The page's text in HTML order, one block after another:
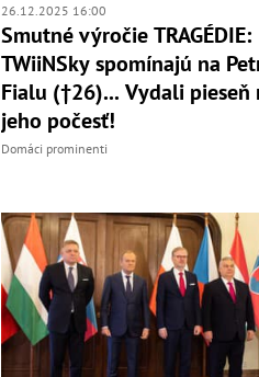
26.12.2025 16:00
Smutné výročie TRAGÉDIE:
TWiiNSky spomínajú na
Fialu (†26)... Vydali pieseň
jeho počesť!
Domáci prominenti